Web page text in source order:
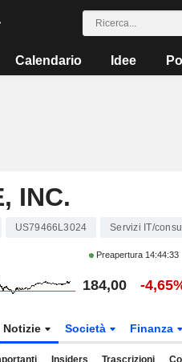
Calendario Idee
INC.
US79466L3024 Servizi IT/
Preapertura 14:44:33
184,00 -
Notizie Società Finanza
Insiders Trascrizioni